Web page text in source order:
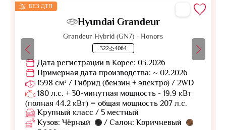
БЕЗ ДТП
Hyundai Grandeur
Grandeur Hybrid (GN7) - Honors
322소4064
Дата регистрации в Корее: 03.2026
Примерная дата производства: ~ 02.2026
1598 см³ / Гибрид (бензин + электро) / 2WD
180 л.с. + 30-минутная мощность - 19.9 кВт
(полная 44.2 кВт) = общая мощность 207 л.с.
Крупный класс / 5 местный
Кузов: Чёрный
/ Салон: Коричневый